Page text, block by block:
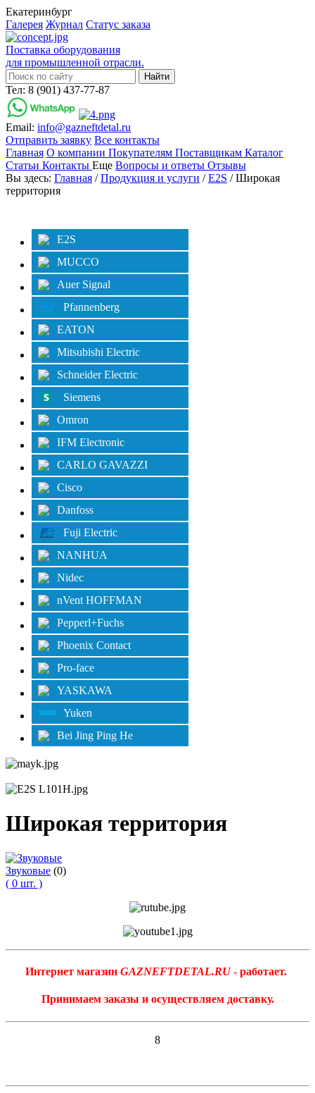
Екатеринбург
Галерея Журнал Статус заказа
Поставка оборудования
для промышленной отрасли.
Тел: 8 (901) 437-77-87
Email: info@gazneftdetal.ru
Отправить заявку Все контакты
Главная О компании Покупателям Поставщикам Каталог
Статьи Контакты Еще Вопросы и ответы Отзывы
Вы здесь: Главная /Продукция и услуги /E2S / Широкая
территория
E2S
MUCCO
Auer Signal
Pfannenberg
EATON
Mitsubishi Electric
Schneider Electric
Siemens
Omron
IFM Electronic
CARLO GAVAZZI
Cisco
Danfoss
Fuji Electric
NANHUA
Nidec
nVent HOFFMAN
Pepperl+Fuchs
Phoenix Contact
Pro-face
YASKAWA
Yuken
Bei Jing Ping He
Широкая территория
Звуковые (0)
( 0 шт. )
Интернет магазин GAZNEFTDETAL.RU- работает.
Принимаем заказы и осуществляем доставку.
8